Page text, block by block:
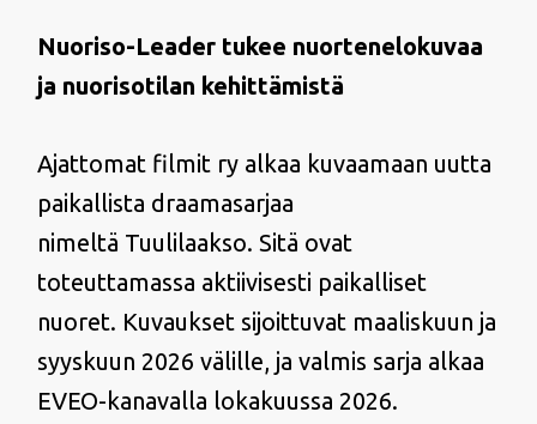
Nuoriso-Leader tukee nuortenelokuvaa
ja nuorisotilan kehittämistä
Ajattomat filmit ry alkaa kuvaamaan uutta
paikallista draamasarjaa
nimeltä Tuulilaakso. Sitä ovat
toteuttamassa aktiivisesti paikalliset
nuoret. Kuvaukset sijoittuvat maaliskuun ja
syyskuun 2026 välille, ja valmis sarja alkaa
EVEO-kanavalla lokakuussa 2026.